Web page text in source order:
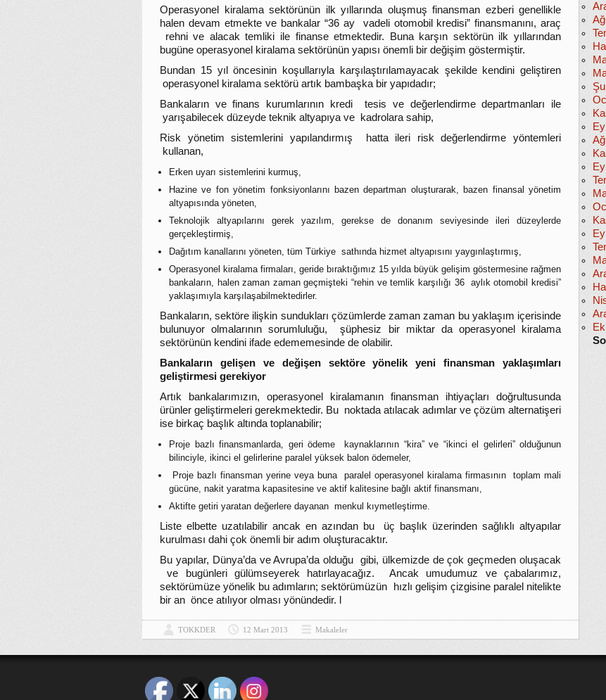
Operasyonel kiralama sektörünün ilk yıllarında oluşmuş finansman ezberi genellikle
halen devam etmekte ve bankalar “36 ay vadeli otomobil kredisi” finansmanını, araç
rehni ve alacak temliki ile finanse etmektedir. Buna karşın sektörün ilk yıllarından
bugüne operasyonel kiralama sektörünün yapısı önemli bir değişim göstermiştir.
Bundan 15 yıl öncesinin koşullarıyla karşılaştırılamayacak şekilde kendini geliştiren
operasyonel kiralama sektörü artık bambaşka bir yapıdadır;
Bankaların ve finans kurumlarının kredi tesis ve değerlendirme departmanları ile
yarışabilecek düzeyde teknik altyapıya ve kadrolara sahip,
Risk yönetim sistemlerini yapılandırmış hatta ileri risk değerlendirme yöntemleri
kullanan,
Erken uyarı sistemlerini kurmuş,
Hazine ve fon yönetim fonksiyonlarını bazen departman oluşturarak, bazen finansal yönetim
altyapısında yöneten,
Teknolojik altyapılarını gerek yazılım, gerekse de donanım seviyesinde ileri düzeylerde
gerçekleştirmiş,
Dağıtım kanallarını yöneten, tüm Türkiye sathında hizmet altyapısını yaygınlaştırmış,
Operasyonel kiralama firmaları, geride bıraktığımız 15 yılda büyük gelişim göstermesine rağmen
bankaların, halen zaman zaman geçmişteki “rehin ve temlik karşılığı 36 aylık otomobil kredisi”
yaklaşımıyla karşılaşabilmektedirler.
Bankaların, sektöre ilişkin sundukları çözümlerde zaman zaman bu yaklaşım içerisinde
bulunuyor olmalarının sorumluluğu, şüphesiz bir miktar da operasyonel kiralama
sektörünün kendini ifade edememesinde de olabilir.
Bankaların gelişen ve değişen sektöre yönelik yeni finansman yaklaşımları
geliştirmesi gerekiyor
Artık bankalarımızın, operasyonel kiralamanın finansman ihtiyaçları doğrultusunda
ürünler geliştirmeleri gerekmektedir. Bu noktada atılacak adımlar ve çözüm alternatişeri
ise birkaç başlık altında toplanabilir;
Proje bazlı finansmanlarda, geri ödeme kaynaklarının “kira” ve “ikinci el gelirleri” olduğunun
bilinciyle, ikinci el gelirlerine paralel yüksek balon ödemeler,
Proje bazlı finansman yerine veya buna paralel operasyonel kiralama firmasının toplam mali
gücüne, nakit yaratma kapasitesine ve aktif kalitesine bağlı aktif finansmanı,
Aktifte getiri yaratan değerlere dayanan menkul kıymetleştirme.
Liste elbette uzatılabilir ancak en azından bu üç başlık üzerinden sağlıklı altyapılar
kurulması dahi çok önemli bir adım oluşturacaktır.
Bu yapılar, Dünya’da ve Avrupa’da olduğu gibi, ülkemizde de çok geçmeden oluşacak
ve bugünleri gülümseyerek hatırlayacağız. Ancak umudumuz ve çabalarımız,
sektörümüze yönelik bu adımların; sektörümüzün hızlı gelişim çizgisine paralel nitelikte
bir an önce atılıyor olması yönündedir. l
TOKKDER 12 Mart 2013 Makaleler